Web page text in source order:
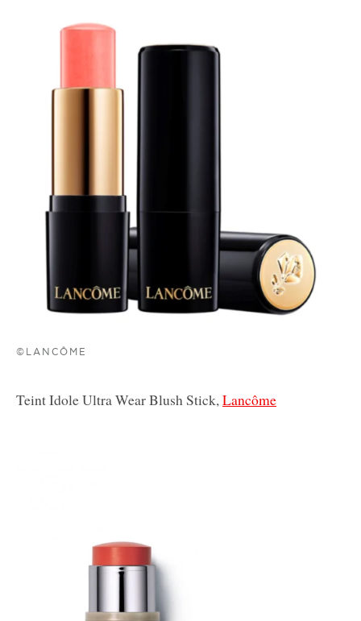
©LANCÔME
Teint Idole Ultra Wear Blush Stick,Lancôme